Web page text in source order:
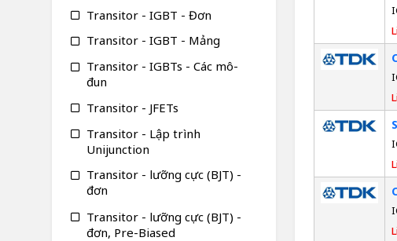
Transitor - IGBT - Đơn
Transitor - IGBT - Mảng
Transitor - IGBTs - Các mô-
đun
Transitor - JFETs
Transitor - Lập trình
Unijunction
Transitor - lưỡng cực (BJT) -
đơn
Transitor - lưỡng cực (BJT) -
đơn, Pre-Biased